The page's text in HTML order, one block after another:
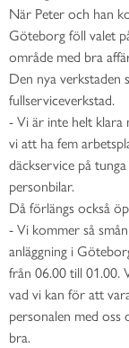
När Peter och han
Göteborg föll valet
område med bra
Den nya verkstaden
fullserviceverkstad.
- Vi är inte helt klara
vi att ha fem
däckservice på
personbilar.
Då förlängs också
- Vi kommer så
anläggning i
från 06.00 till 01.00.
vad vi kan för att
personalen med
bra.